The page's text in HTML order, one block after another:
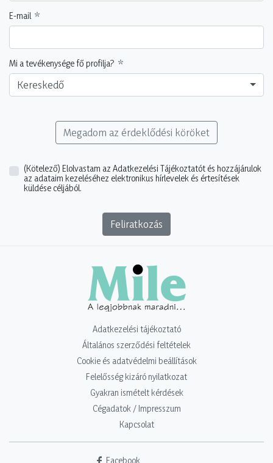
E-mail
Mi a tevékenysége fő profilja?
Kereskedő
Megadom az érdeklődési köröket
(Kötelező) Elolvastam az Adatkezelési Tájékoztatót és hozzájárulok
az adataim kezeléséhez elektronikus hírlevelek és értesítések
küldése céljából.
Feliratkozás
Adatkezelési tájékoztató
Általános szerződési feltételek
Cookie és adatvédelmi beállítások
Felelősség kizáró nyilatkozat
Gyakran ismételt kérdések
Cégadatok / Impresszum
Kapcsolat
Facebook